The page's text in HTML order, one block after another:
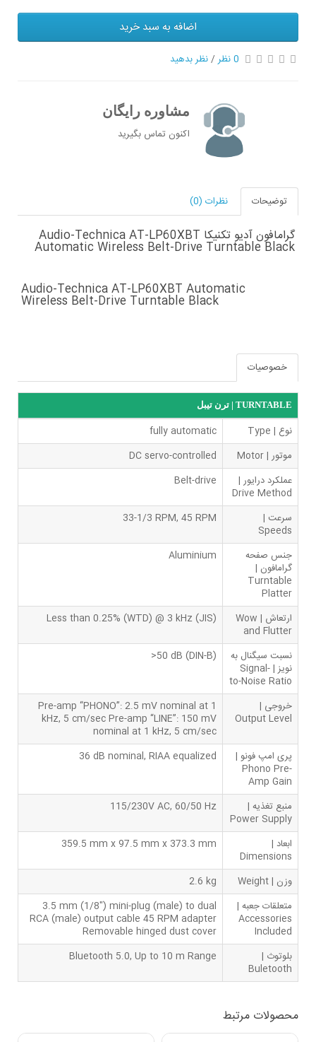
اضافه به سبد خرید
0 نظر /نظر بدهید
مشاوره رایگان
اکنون تماس بگیرید
توضیحات نظرات (0)
گرامافون آدیو تکنیکا Audio-Technica AT-LP60XBT
Automatic Wireless Belt-Drive Turntable Black
Audio-Technica AT-LP60XBT Automatic
Wireless Belt-Drive Turntable Black
خصوصیات
ترن تیبل | TURNTABLE
نوع | Type
fully automatic
موتور | Motor
DC servo-controlled
عملکرد درایور |
Drive Method
Belt-drive
سرعت |
Speeds
33-1/3 RPM, 45 RPM
جنس صفحه
گرامافون |
Turntable
Platter
Aluminium
ارتعاش | Wow
and Flutter
Less than 0.25% (WTD) @ 3 kHz (JIS)
نسبت سیگنال به
نویز | Signal-
to-Noise Ratio
>50 dB (DIN-B)
خروجی |
Output Level
Pre-amp “PHONO”: 2.5 mV nominal at 1
kHz, 5 cm/sec Pre-amp “LINE”: 150 mV
nominal at 1 kHz, 5 cm/sec
پری امپ فونو |
Phono Pre-
Amp Gain
36 dB nominal, RIAA equalized
منبع تغذیه |
Power Supply
115/230V AC, 60/50 Hz
ابعاد |
Dimensions
359.5 mm x 97.5 mm x 373.3 mm
وزن | Weight
2.6 kg
متعلقات جعبه |
Accessories
Included
3.5 mm (1/8") mini-plug (male) to dual
RCA (male) output cable 45 RPM adapter
Removable hinged dust cover
بلوتوث |
‌Buletooth
Bluetooth 5.0, Up to 10 m Range
محصولات مرتبط